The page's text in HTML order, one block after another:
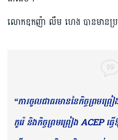
លោកឧកញ៉ា លឹម ហេង ​បានមានប្
“ការចូល​ជាធរមាន​នៃ​កិច្ចព្រមព្
កូរ៉េ​ និងកិច្ចព្រមព្រៀង ACEP ធ្វ